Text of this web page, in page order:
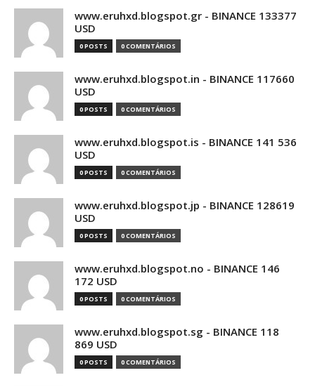
www.eruhxd.blogspot.gr - BINANCE 133377
USD
0 POSTS 0 COMENTÁRIOS
www.eruhxd.blogspot.in - BINANCE 117660
USD
0 POSTS 0 COMENTÁRIOS
www.eruhxd.blogspot.is - BINANCE 141 536
USD
0 POSTS 0 COMENTÁRIOS
www.eruhxd.blogspot.jp - BINANCE 128619
USD
0 POSTS 0 COMENTÁRIOS
www.eruhxd.blogspot.no - BINANCE 146
172 USD
0 POSTS 0 COMENTÁRIOS
www.eruhxd.blogspot.sg - BINANCE 118
869 USD
0 POSTS 0 COMENTÁRIOS